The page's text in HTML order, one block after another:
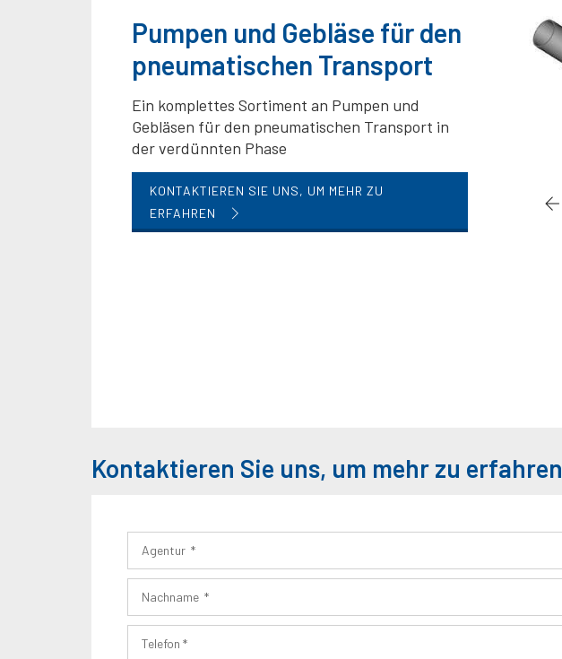
Pumpen und Gebläse für den
pneumatischen Transport
Ein komplettes Sortiment an Pumpen und
Gebläsen für den pneumatischen Transport in
der verdünnten Phase
KONTAKTIEREN SIE UNS, UM MEHR ZU
ERFAHREN
Kontaktieren Sie uns, um mehr zu erfahren